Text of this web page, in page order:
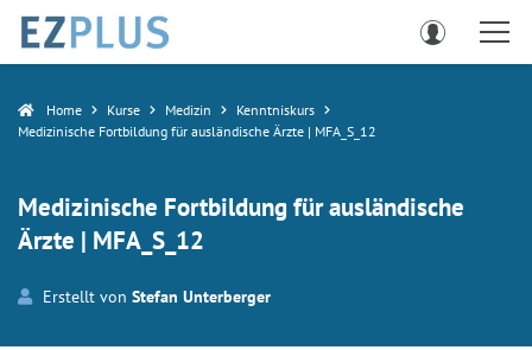
Home Kurse Medizin
Kenntniskurs
Medizinische Fortbildung für ausländische Ärzte | MFA_S_12
Medizinische Fortbildung für ausländische
Ärzte | MFA_S_12
Erstellt von Stefan Unterberger